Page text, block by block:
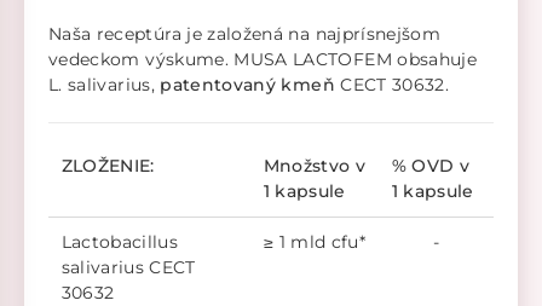
Naša receptúra ​​je založená na najprísnejšom
vedeckom výskume. MUSA LACTOFEM obsahuje
L. salivarius,patentovaný kmeň CECT 30632.
ZLOŽENIE:
Množstvo v
1 kapsule
% OVD v
1 kapsule
Lactobacillus
salivarius CECT
30632
≥ 1 mld cfu* -